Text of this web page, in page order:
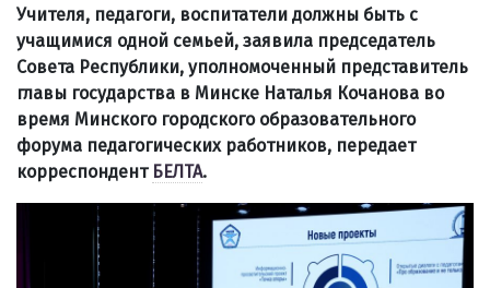
Учителя, педагоги, воспитатели должны быть с
учащимися одной семьей, заявила председатель
Совета Республики, уполномоченный представитель
главы государства в Минске Наталья Кочанова во
время Минского городского образовательного
форума педагогических работников, передает
корреспондент БЕЛТА.